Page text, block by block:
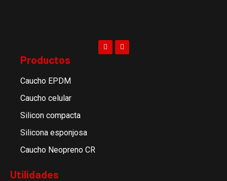
Productos
Caucho EPDM
Caucho celular
Silicon compacta
Silicona esponjosa
Caucho Neopreno CR
Utilidades